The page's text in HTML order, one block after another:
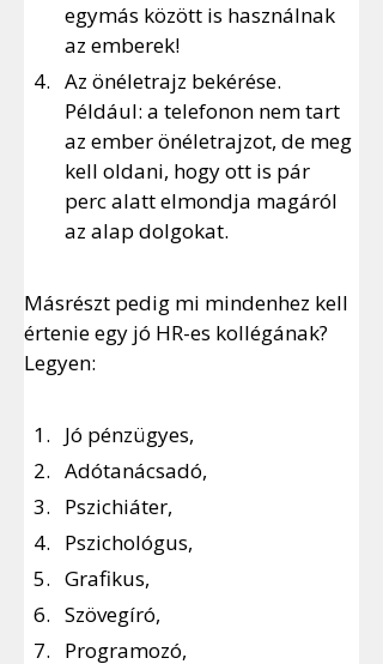
egymás között is használnak
az emberek!
Az önéletrajz bekérése.
Például: a telefonon nem tart
az ember önéletrajzot, de meg
kell oldani, hogy ott is pár
perc alatt elmondja magáról
az alap dolgokat.
Másrészt pedig mi mindenhez kell
értenie egy jó HR-es kollégának?
Legyen:
Jó pénzügyes,
Adótanácsadó,
Pszichiáter,
Pszichológus,
Grafikus,
Szövegíró,
Programozó,